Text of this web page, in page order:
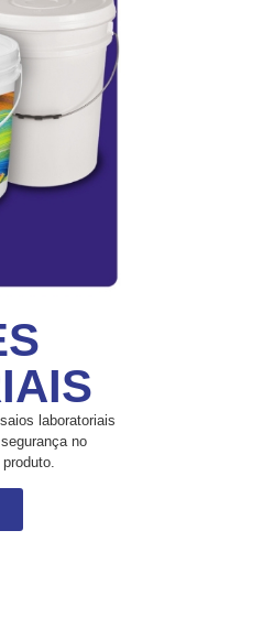
laboratoriais
no